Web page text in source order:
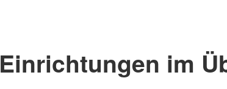
Einrichtungen im